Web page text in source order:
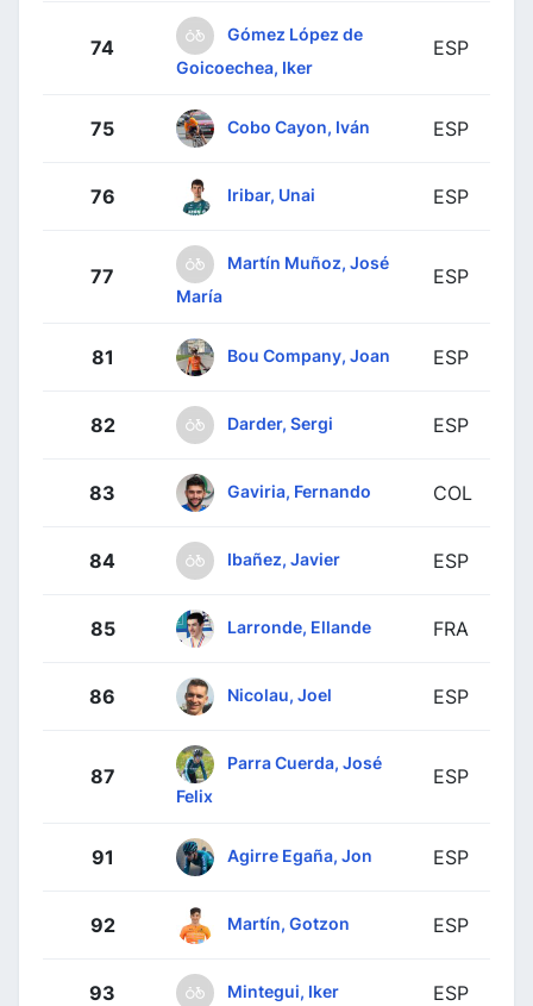
74
Gómez López de
Goicoechea, Iker
ESP
75 Cobo Cayon, Iván ESP
76 Iribar, Unai ESP
77
Martín Muñoz, José
María
ESP
81 Bou Company, Joan ESP
82 Darder, Sergi ESP
83 Gaviria, Fernando COL
84 Ibañez, Javier ESP
85 Larronde, Ellande FRA
86 Nicolau, Joel ESP
87
Parra Cuerda, José
Felix
ESP
91 Agirre Egaña, Jon ESP
92 Martín, Gotzon ESP
93 Mintegui, Iker ESP